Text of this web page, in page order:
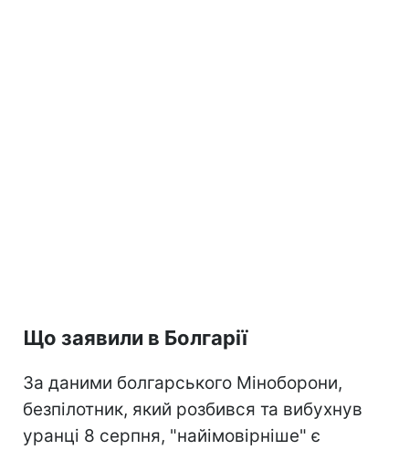
Що заявили в Болгарії
За даними болгарського Міноборони,
безпілотник, який розбився та вибухнув
уранці 8 серпня, "найімовірніше" є